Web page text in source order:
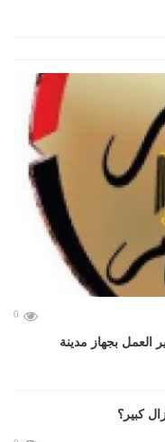
0
العمل بجهاز مدينة